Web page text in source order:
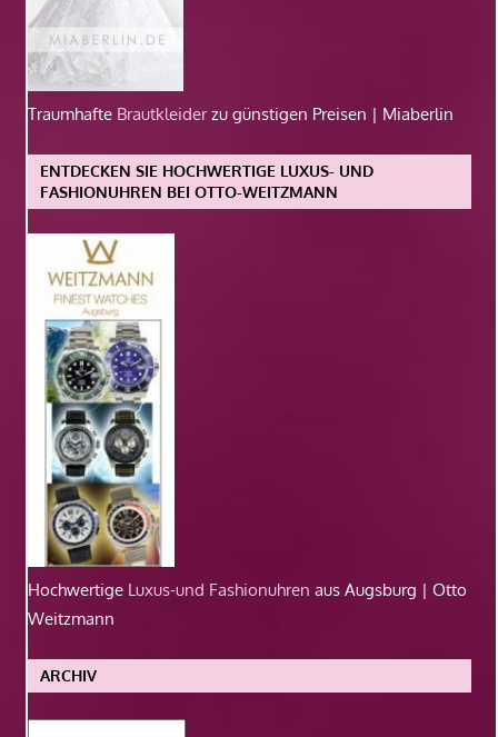
Traumhafte Brautkleiderzu günstigen Preisen | Miaberlin
ENTDECKEN SIE HOCHWERTIGE LUXUS- UND
FASHIONUHREN BEI OTTO-WEITZMANN
Hochwertige Luxus-und Fashionuhren aus Augsburg | Otto
Weitzmann
ARCHIV